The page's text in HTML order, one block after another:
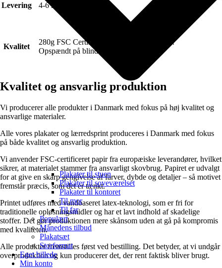
Plakater til stuen
Plakater til soveværelset
Plakater til kontoret
Til mor
Til far
Populært
Månedens tilbud
Plakatsæt
Storformat
Eget billede
Min konto
Levering 4-6 hverdage.
Kvalitet
280g FSC Certificeret Art canvas (Lærred).
Opspændt på blindramme.
Kvalitet og ansvarlig produktion
Vi producerer alle produkter i Danmark med fokus på høj kvalitet og
ansvarlige materialer.
Alle vores plakater og lærredsprint produceres i Danmark med fokus
på både kvalitet og ansvarlig produktion.
Vi anvender FSC-certificeret papir fra europæiske leverandører, hvilket
sikrer, at materialet stammer fra ansvarligt skovbrug. Papiret er udvalgt
for at give en skarp gengivelse af farver, dybde og detaljer – så motivet
fremstår præcis, som det er tænkt.
Printet udføres med vandbaseret latex-teknologi, som er fri for
traditionelle opløsningsmidler og har et lavt indhold af skadelige
stoffer. Det gør produktionen mere skånsom uden at gå på kompromis
med kvaliteten.
Alle produkter fremstilles først ved bestilling. Det betyder, at vi undgår
overproduktion og kun producerer det, der rent faktisk bliver brugt.